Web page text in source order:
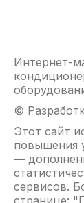
Интернет-
©
Этот сайт
повышения
—
сервисов.
странице: "